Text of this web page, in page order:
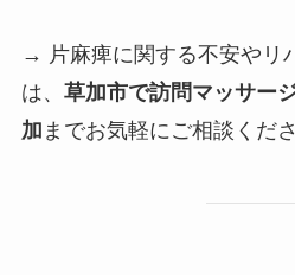
→ 片麻痺に関する不安やリ
は、 草加市で訪問マッサー
加 までお気軽にご相談くださ